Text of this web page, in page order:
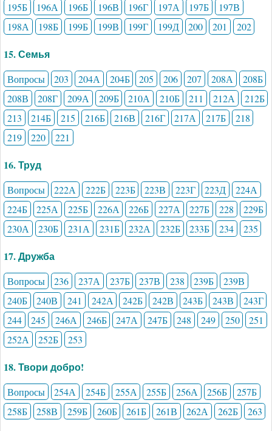
195Б
196А 196Б 196В 196Г 197А 197Б
197В
198А
198Б 199Б 199В 199Г 199Д 200 201 202
15. Семья
Вопросы 203 204А 204Б 205 206 207 208А
208Б
208В
208Г 209А 209Б 210А 210Б 211 212А
212Б
213
214Б 215 216Б 216В 216Г 217А 217Б
218
219
220 221
16. Труд
Вопросы 222А 222Б 223Б 223В 223Г 223Д
224А
224Б
225А 225Б 226А 226Б 227А 227Б 228
229Б
230А
230Б 231А 231Б 232А 232Б 233Б 234 235
17. Дружба
Вопросы 236 237А 237Б 237В 238 239Б
239В
240Б
240В 241 242А 242Б 242В 243Б 243В
243Г
244
245 246А 246Б 247А 247Б 248 249 250
251
252А
252Б 253
18. Твори добро!
Вопросы 254А 254Б 255А 255Б 256А 256Б
257Б
258Б
258В 259Б 260Б 261Б 261В 262А 262Б 263